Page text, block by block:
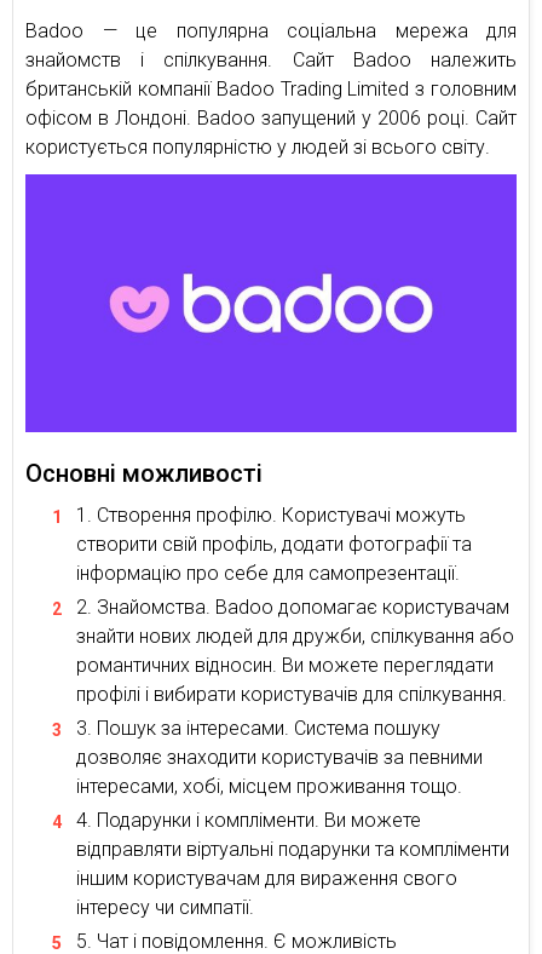
Badoo — це популярна соціальна мережа для
знайомств і спілкування. Сайт Badoo належить
британській компанії Badoo Trading Limited з головним
офісом в Лондоні. Badoo запущений у 2006 році. Сайт
користується популярністю у людей зі всього світу.
Основні можливості
Створення профілю. Користувачі можуть
створити свій профіль, додати фотографії та
інформацію про себе для самопрезентації.
Знайомства. Badoo допомагає користувачам
знайти нових людей для дружби, спілкування або
романтичних відносин. Ви можете переглядати
профілі і вибирати користувачів для спілкування.
Пошук за інтересами. Система пошуку
дозволяє знаходити користувачів за певними
інтересами, хобі, місцем проживання тощо.
Подарунки і компліменти. Ви можете
відправляти віртуальні подарунки та компліменти
іншим користувачам для вираження свого
інтересу чи симпатії.
Чат і повідомлення. Є можливість